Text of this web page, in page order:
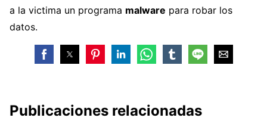
a la victima un programa malware para robar los
datos.
Publicaciones relacionadas